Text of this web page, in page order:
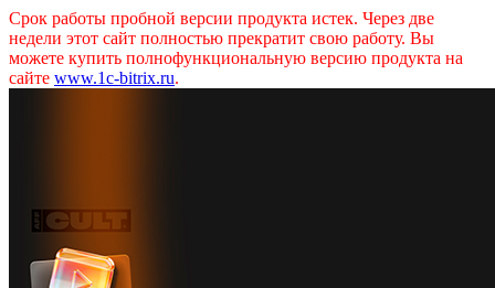
Срок работы пробной версии продукта истек. Через две
недели этот сайт полностью прекратит свою работу. Вы
можете купить полнофункциональную версию продукта на
сайте www.1c-bitrix.ru.